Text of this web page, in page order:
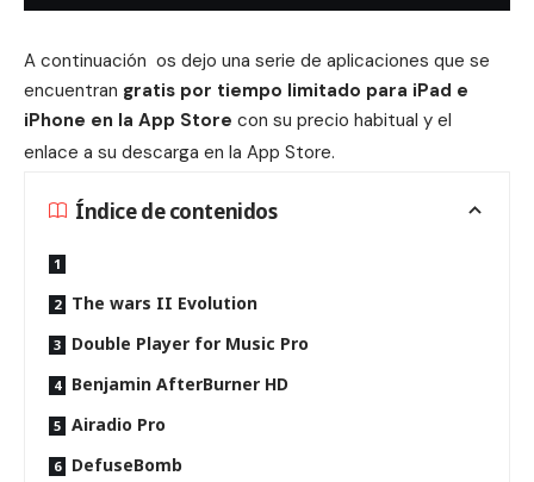
A continuación os dejo una serie de aplicaciones que se
encuentran gratis por tiempo limitado para iPad e
iPhone en la App Store con su precio habitual y el
enlace a su descarga en la App Store.
Índice de contenidos
The wars II Evolution
Double Player for Music Pro
Benjamin AfterBurner HD
Airadio Pro
DefuseBomb